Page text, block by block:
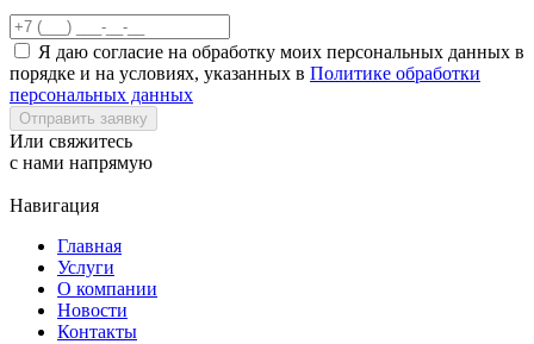
Я даю согласие на обработку моих персональных данных в
порядке и на условиях, указанных в Политике обработки
персональных данных
Отправить заявку
Или свяжитесь
с нами напрямую
Навигация
Главная
Услуги
О компании
Новости
Контакты